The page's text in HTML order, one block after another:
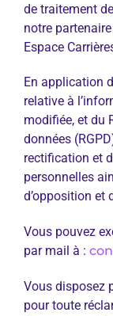
de traitement
notre
Espace
En application
relative à
modifiée, et du
données
rectification et
personnelles
d’opposition et
Vous pouvez
par mail à :
Vous disposez
pour toute